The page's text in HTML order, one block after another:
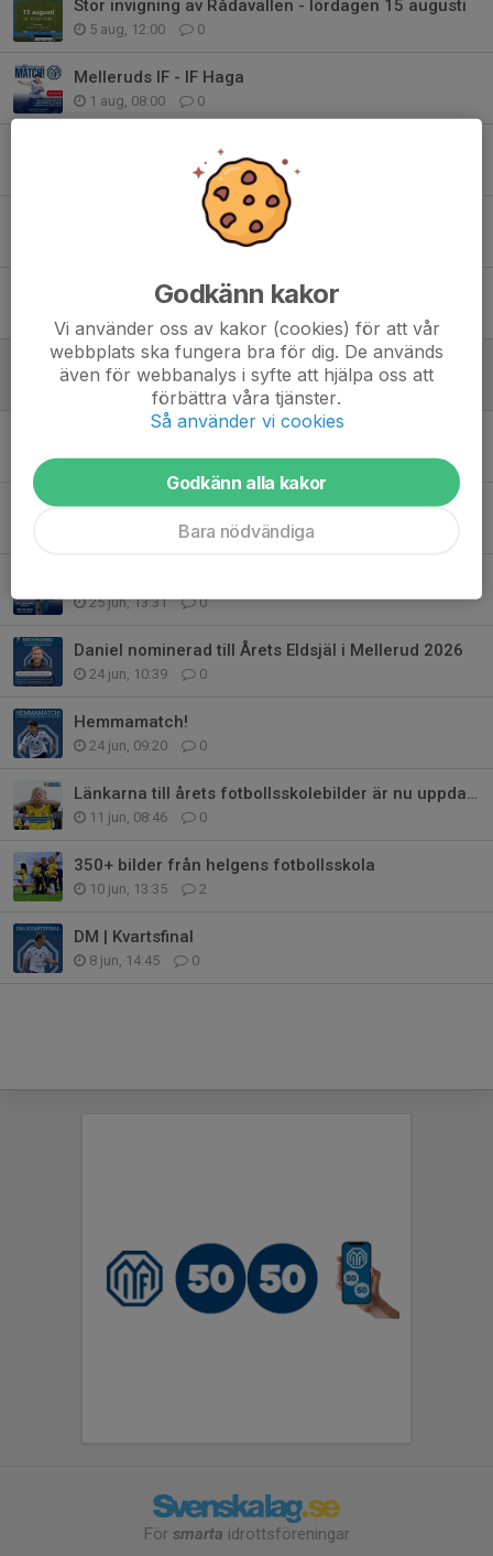
Stor invigning av Rådavallen - lördagen 15 augusti
5 aug, 12:00 0
Melleruds IF - IF Haga
1 aug, 08:00 0
KOMMANDE FILMER PÅ CENTRUMSALONGEN
0
Invigning av Rådavallen
Daniel Mesa Moreno Årets Eldsjäl 2026
FILM PÅ KANALYRAN
1 jul, 10:22 0
1 jul, 06:00 0
0
25 jun, 13:31 0
Daniel nominerad till Årets Eldsjäl i Mellerud 2026
24 jun, 10:39 0
Hemmamatch!
24 jun, 09:20 0
Länkarna till årets fotbollsskolebilder är nu uppdaterade
11 jun, 08:46 0
350+ bilder från helgens fotbollsskola
10 jun, 13:35 2
DM | Kvartsfinal
8 jun, 14:45 0
För smarta idrottsföreningar
Godkänn kakor
Vi använder oss av kakor (cookies) för att vår
webbplats ska fungera bra för dig. De används
även för webbanalys i syfte att hjälpa oss att
förbättra våra tjänster.
Så använder vi cookies
Godkänn alla kakor
Bara nödvändiga